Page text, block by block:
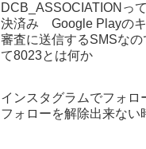
DCB_ASSOCIATIONっ
決済み Google Playの
審査に送信するSMSなの
て8023とは何か
インスタグラムでフォロ
フォローを解除出来ない